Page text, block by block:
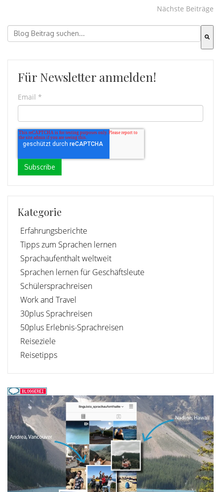
Nächste Beiträge
Dies ist ein Suchfeld mit einer automatischen
Für Newsletter anmelden!
Email *
Kategorie
Erfahrungsberichte
Tipps zum Sprachen lernen
Sprachaufenthalt weltweit
Sprachen lernen für Geschäftsleute
Schülersprachreisen
Work and Travel
30plus Sprachreisen
50plus Erlebnis-Sprachreisen
Reiseziele
Reisetipps